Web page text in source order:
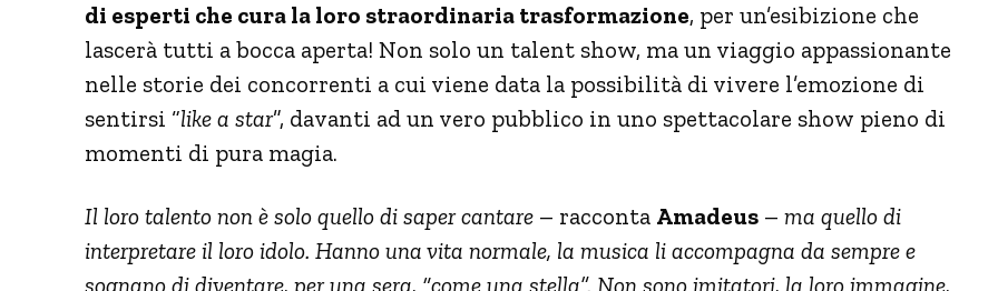
di esperti che cura la loro straordinaria trasformazione, per un’esibizione che
lascerà tutti a bocca aperta! Non solo un talent show, ma un viaggio appassionante
nelle storie dei concorrenti a cui viene data la possibilità di vivere l’emozione di
sentirsi “like a star”, davanti ad un vero pubblico in uno spettacolare show pieno di
momenti di pura magia.
Il loro talento non è solo quello di saper cantare – racconta Amadeus – ma quello di
interpretare il loro idolo. Hanno una vita normale, la musica li accompagna da sempre e
sognano di diventare, per una sera, “come una stella”. Non sono imitatori, la loro immagine,